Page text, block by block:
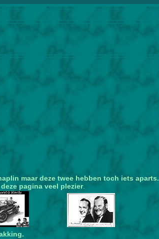
maar deze twee hebben toch iets aparts.
pagina veel plezier.